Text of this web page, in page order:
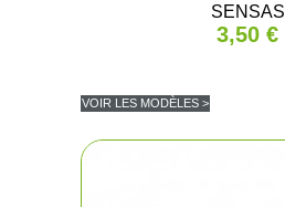
SENSAS
3,50 €
VOIR LES MODÈLES >